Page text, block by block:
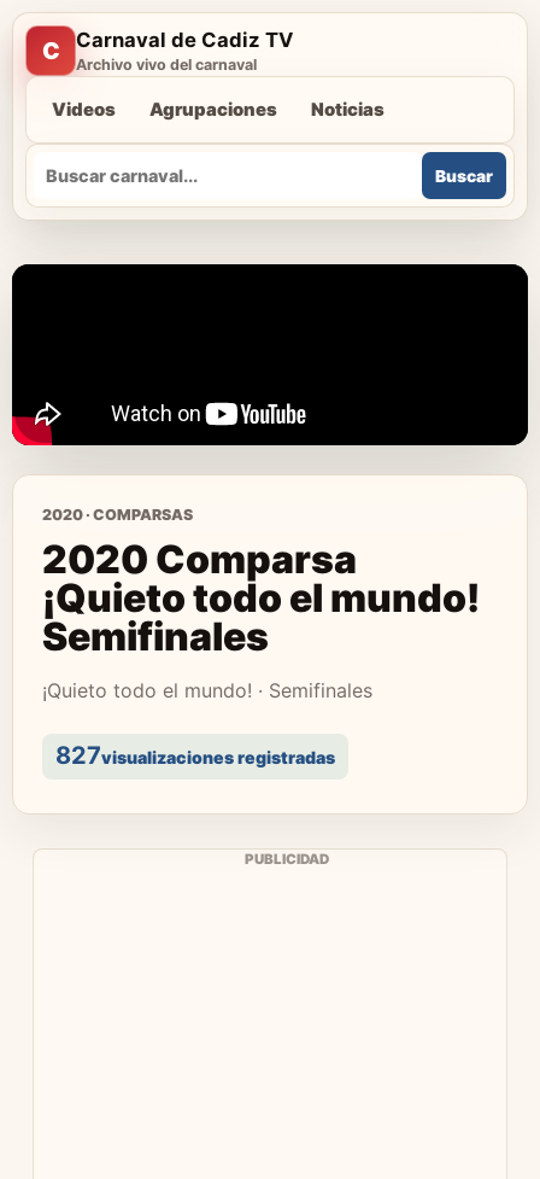
C Carnaval de Cadiz TV
Archivo vivo del carnaval
Videos Agrupaciones Noticias
Buscar
Buscar
2020 · COMPARSAS
2020 Comparsa
¡Quieto todo el mundo!
Semifinales
¡Quieto todo el mundo! · Semifinales
827visualizaciones registradas
PUBLICIDAD